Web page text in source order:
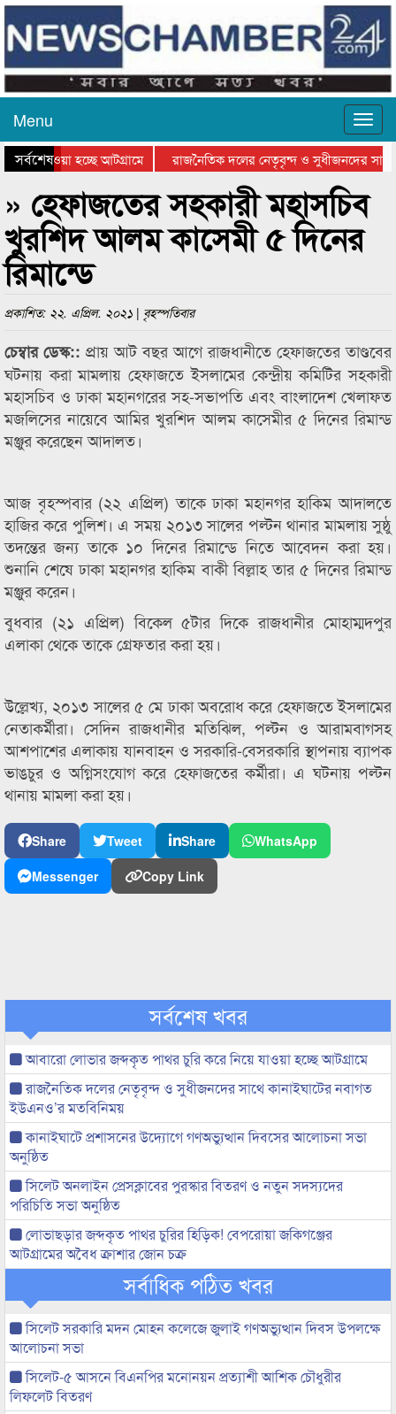
Menu
সর্বশেষ
যাওয়া হচ্ছে আটগ্রামে
রাজনৈতিক দলের নেতৃবৃন্দ ও সুধীজনদের সাথে
সিলেটে বাংলাদেশ গ্রুপ থিয়েটার
» হেফাজতের সহকারী মহাসচিব
খুরশিদ আলম কাসেমী ৫ দিনের
রিমান্ডে
প্রকাশিত: ২২. এপ্রিল. ২০২১ | বৃহস্পতিবার
চেম্বার ডেস্ক:: প্রায় আট বছর আগে রাজধানীতে হেফাজতের তাণ্ডবের
ঘটনায় করা মামলায় হেফাজতে ইসলামের কেন্দ্রীয় কমিটির সহকারী
মহাসচিব ও ঢাকা মহানগরের সহ-সভাপতি এবং বাংলাদেশ খেলাফত
মজলিসের নায়েবে আমির খুরশিদ আলম কাসেমীর ৫ দিনের রিমান্ড
মঞ্জুর করেছেন আদালত।
আজ বৃহস্পবার (২২ এপ্রিল) তাকে ঢাকা মহানগর হাকিম আদালতে
হাজির করে পুলিশ। এ সময় ২০১৩ সালের পল্টন থানার মামলায় সুষ্ঠু
তদন্তের জন্য তাকে ১০ দিনের রিমান্ডে নিতে আবেদন করা হয়।
শুনানি শেষে ঢাকা মহানগর হাকিম বাকী বিল্লাহ তার ৫ দিনের রিমান্ড
মঞ্জুর করেন।
বুধবার (২১ এপ্রিল) বিকেল ৫টার দিকে রাজধানীর মোহাম্মদপুর
এলাকা থেকে তাকে গ্রেফতার করা হয়।
উল্লেখ্য, ২০১৩ সালের ৫ মে ঢাকা অবরোধ করে হেফাজতে ইসলামের
নেতাকর্মীরা। সেদিন রাজধানীর মতিঝিল, পল্টন ও আরামবাগসহ
আশপাশের এলাকায় যানবাহন ও সরকারি-বেসরকারি স্থাপনায় ব্যাপক
ভাঙচুর ও অগ্নিসংযোগ করে হেফাজতের কর্মীরা। এ ঘটনায় পল্টন
থানায় মামলা করা হয়।
Share Tweet Share
WhatsApp
Messenger
Copy Link
সর্বশেষ খবর
আবারো লোভার জব্দকৃত পাথর চুরি করে নিয়ে যাওয়া হচ্ছে আটগ্রামে
রাজনৈতিক দলের নেতৃবৃন্দ ও সুধীজনদের সাথে কানাইঘাটের নবাগত
ইউএনও’র মতবিনিময়
কানাইঘাটে প্রশাসনের উদ্যোগে গণঅভ্যুত্থান দিবসের আলোচনা সভা
অনুষ্ঠিত
সিলেট অনলাইন প্রেসক্লাবের পুরস্কার বিতরণ ও নতুন সদস্যদের
পরিচিতি সভা অনুষ্ঠিত
লোভাছড়ার জব্দকৃত পাথর চুরির হিড়িক! বেপরোয়া জকিগঞ্জের
আটগ্রামের অবৈধ ক্রাশার জোন চক্র
সর্বাধিক পঠিত খবর
সিলেট সরকারি মদন মোহন কলেজে জুলাই গণঅভ্যুত্থান দিবস উপলক্ষে
আলোচনা সভা
সিলেট-৫ আসনে বিএনপির মনোনয়ন প্রত্যাশী আশিক চৌধুরীর
লিফলেট বিতরণ